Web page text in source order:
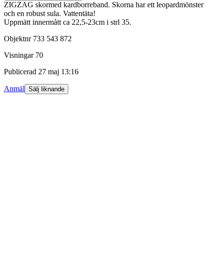
ZIGZAG skormed kardborreband. Skorna har ett leopardmönster
och en robust sula. Vattentäta!
Uppmätt innermått ca 22,5-23cm i strl 35.
Objektnr 733 543 872
Visningar 70
Publicerad 27 maj 13:16
Anmäl Sälj liknande